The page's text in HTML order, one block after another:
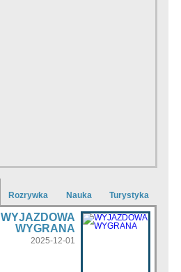
Rozrywka Nauka Turystyka
WYJAZDOWA
WYGRANA
2025-12-01